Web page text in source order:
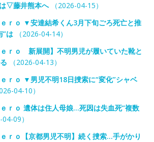
▽藤井熊本へ（2026-04-15）
ｒｏ ▼安達結希くん3月下旬ごろ死亡と推
”は（2026-04-14）
ｒｏ 新展開】不明男児が履いていた靴と
（2026-04-13）
ｒｏ ▼男児不明18日捜索に“変化”シャベ
04-10）
ｒｏ 遺体は住人母娘…死因は失血死“複数
09）
ｒｏ【京都男児不明】続く捜索…手がかり